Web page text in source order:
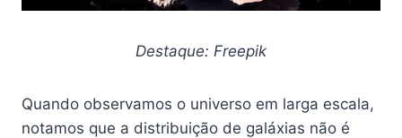
Destaque: Freepik
Quando observamos o universo em larga escala,
notamos que a distribuição de galáxias não é